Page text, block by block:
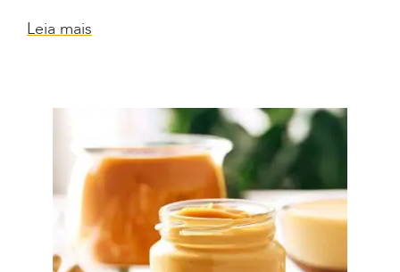
Leia mais